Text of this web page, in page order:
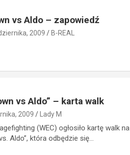
vs Aldo – zapowiedź
2009 B-REAL
vs Aldo” – karta walk
2009 Lady M
(WEC) ogłosiło kartę walk na
Aldo”, która odbędzie się…